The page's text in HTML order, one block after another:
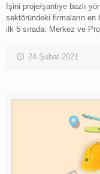
İşini proje/şantiye bazlı
sektöründeki firmaların en
ilk 5 sırada: Merkez ve
24 Şubat 2021